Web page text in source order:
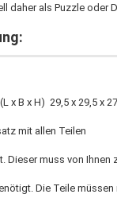
daher als Puzzle oder
x B x H) 29,5 x 29,5 x
mit allen Teilen
Dieser muss von Ihnen
Die Teile